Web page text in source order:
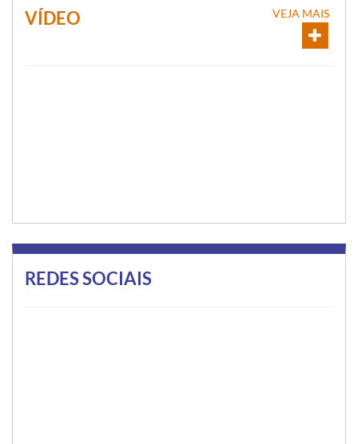
VÍDEO VEJA MAIS
REDES SOCIAIS